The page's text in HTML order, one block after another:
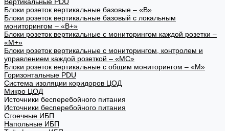
Блоки розеток вертикальные базовые – «В»
Блоки розеток вертикальные базовый с локальным
мониторингом – «В+»
Блоки розеток вертикальные с мониторингом каждой розетки –
«М+»
Блоки розеток вертикальные с мониторингом, контролем и
управлением каждой розеткой – «МС»
Блоки розеток вертикальные с общим мониторингом – «М»
Горизонтальные PDU
Система изоляции коридоров ЦОД
Микро ЦОД
Источники бесперебойного питания
Источники бесперебойного питания
Стоечные ИБП
Напольные ИБП